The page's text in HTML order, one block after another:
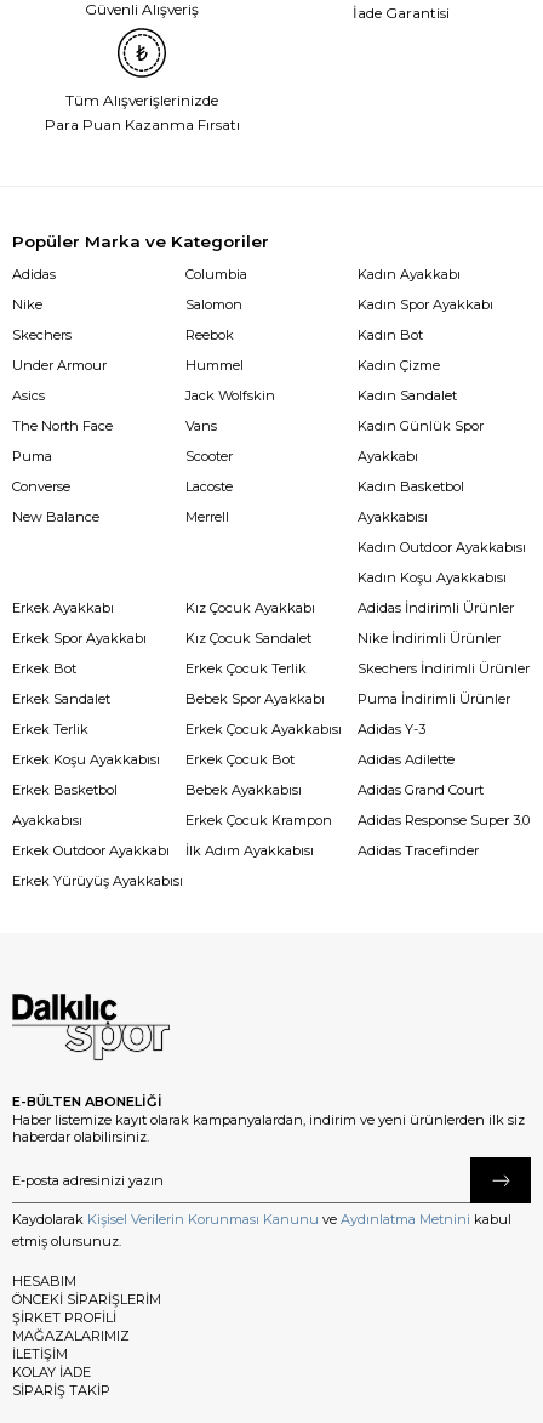
Güvenli Alışveriş
İade Garantisi
Tüm Alışverişlerinizde
Para Puan Kazanma Fırsatı
Popüler Marka ve Kategoriler
Adidas
Nike
Skechers
Under Armour
Asics
The North Face
Puma
Converse
New Balance
Columbia
Salomon
Reebok
Hummel
Jack Wolfskin
Vans
Scooter
Lacoste
Merrell
Kadın Ayakkabı
Kadın Spor Ayakkabı
Kadın Bot
Kadın Çizme
Kadın Sandalet
Kadın Günlük Spor
Ayakkabı
Kadın Basketbol
Ayakkabısı
Kadın Outdoor Ayakkabısı
Kadın Koşu Ayakkabısı
Erkek Ayakkabı
Erkek Spor Ayakkabı
Erkek Bot
Erkek Sandalet
Erkek Terlik
Erkek Koşu Ayakkabısı
Erkek Basketbol
Ayakkabısı
Erkek Outdoor Ayakkabı
Erkek Yürüyüş Ayakkabısı
Kız Çocuk Ayakkabı
Kız Çocuk Sandalet
Erkek Çocuk Terlik
Bebek Spor Ayakkabı
Erkek Çocuk Ayakkabısı
Erkek Çocuk Bot
Bebek Ayakkabısı
Erkek Çocuk Krampon
İlk Adım Ayakkabısı
Adidas İndirimli Ürünler
Nike İndirimli Ürünler
Skechers İndirimli Ürünler
Puma İndirimli Ürünler
Adidas Y-3
Adidas Adilette
Adidas Grand Court
Adidas Response Super 3.0
Adidas Tracefinder
E-BÜLTEN ABONELİĞİ
Haber listemize kayıt olarak kampanyalardan, indirim ve yeni ürünlerden ilk siz
haberdar olabilirsiniz.
Kaydolarak Kişisel Verilerin Korunması Kanunu ve Aydınlatma Metnini kabul
etmiş olursunuz.
HESABIM
ÖNCEKİ SİPARİŞLERİM
ŞİRKET PROFİLİ
MAĞAZALARIMIZ
İLETİŞİM
KOLAY İADE
SİPARİŞ TAKİP